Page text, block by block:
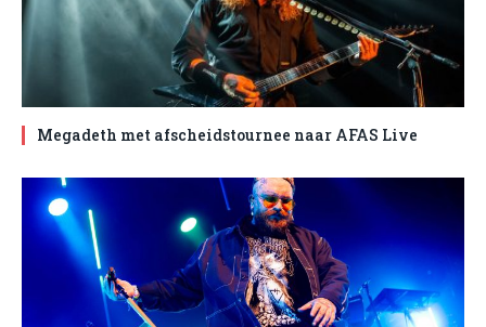
Megadeth met afscheidstournee naar AFAS Live